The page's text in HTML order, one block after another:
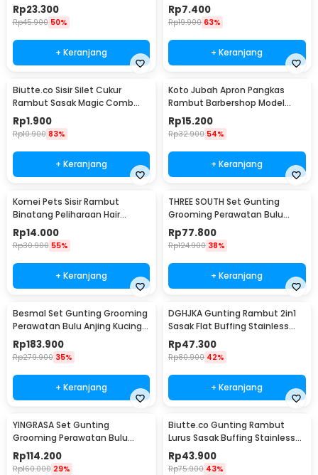
Barbershop Anti Air - WB04
Rp23.300
Rp45.900 50%
+ Keranjang
PCS - L05
Rp7.400
Rp19.900 63%
+ Keranjang
Biutte.co Sisir Silet Cukur
Rambut Sasak Magic Comb
Razor - WZ201
Rp1.900
Rp10.900 83%
+ Keranjang
Koto Jubah Apron Pangkas
Rambut Barbershop Model
Payung 60 cm - 458
Rp15.200
Rp32.900 54%
+ Keranjang
Komei Pets Sisir Rambut
Binatang Peliharaan Hair
Removal Grooming Comb -
T10
Rp14.000
Rp30.900 55%
+ Keranjang
THREE SOUTH Set Gunting
Grooming Perawatan Bulu
Anjing 5in1 - TS-5
Rp77.800
Rp124.900 38%
+ Keranjang
Besmal Set Gunting Grooming
Perawatan Bulu Anjing Kucing
5in1 - 4CR
Rp183.900
Rp279.900 35%
+ Keranjang
DGHJKA Gunting Rambut 2in1
Sasak Flat Buffing Stainless
Steel 4Cr13 - DG-2
Rp47.300
Rp80.900 42%
+ Keranjang
YINGRASA Set Gunting
Grooming Perawatan Bulu
Anjing 5in1 - 6CR
Rp114.200
Rp160.000 29%
Biutte.co Gunting Rambut
Lurus Sasak Buffing Stainless
Steel 4Cr13 - N2
Rp43.900
Rp75.900 43%